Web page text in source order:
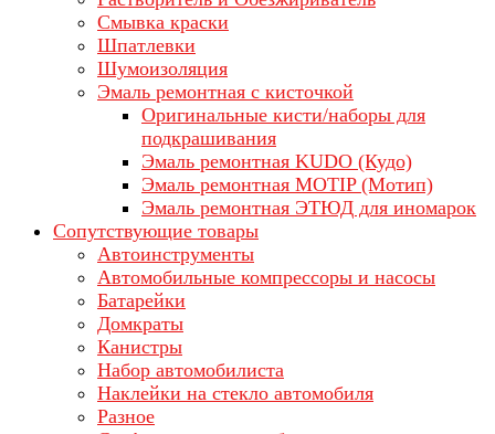
Смывка краски
Шпатлевки
Шумоизоляция
Эмаль ремонтная с кисточкой
Оригинальные кисти/наборы для
подкрашивания
Эмаль ремонтная KUDO (Кудо)
Эмаль ремонтная MOTIP (Мотип)
Эмаль ремонтная ЭТЮД для иномарок
Сопутствующие товары
Автоинструменты
Автомобильные компрессоры и насосы
Батарейки
Домкраты
Канистры
Набор автомобилиста
Наклейки на стекло автомобиля
Разное